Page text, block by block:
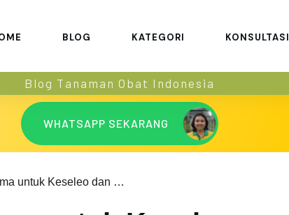
BLOG KATEGORI KONSULTASI
Blog Tanaman Obat Indonesia
WHATSAPP SEKARANG
Pertolongan Pertama untuk Keseleo dan Otot Terkilir